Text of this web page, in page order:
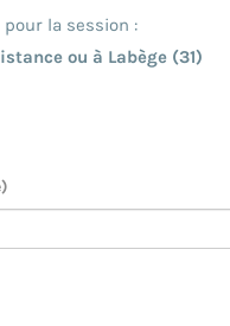
la session :
ou à Labège (31)